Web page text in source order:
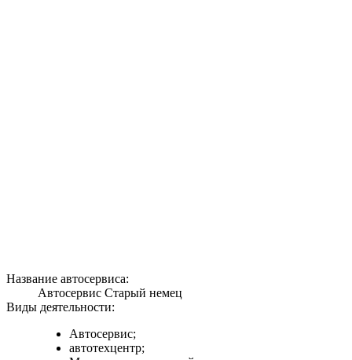
Название автосервиса:
Автосервис Старый немец
Виды деятельности:
Автосервис;
автотехцентр;